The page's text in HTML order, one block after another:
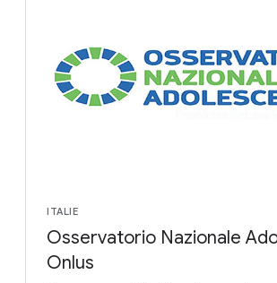
ITALIE
Osservatorio Nazionale
Onlus